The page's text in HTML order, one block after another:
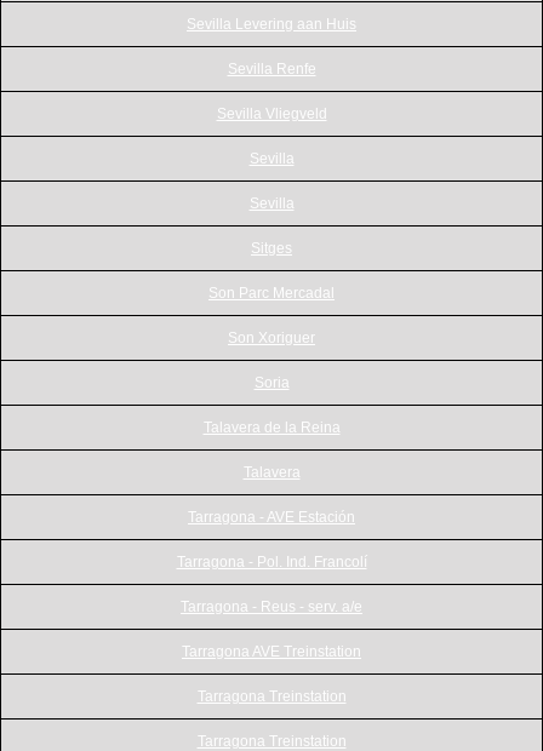
Sevilla Levering aan Huis
Sevilla Renfe
Sevilla Vliegveld
Sevilla
Sevilla
Sitges
Son Parc Mercadal
Son Xoriguer
Soria
Talavera de la Reina
Talavera
Tarragona - AVE Estación
Tarragona - Pol. Ind. Francolí
Tarragona - Reus - serv. a/e
Tarragona AVE Treinstation
Tarragona Treinstation
Tarragona Treinstation